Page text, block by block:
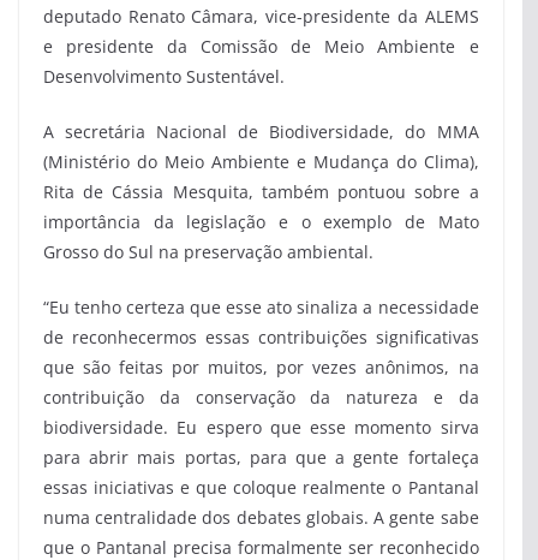
deputado Renato Câmara, vice-presidente da ALEMS
e presidente da Comissão de Meio Ambiente e
Desenvolvimento Sustentável.
A secretária Nacional de Biodiversidade, do MMA
(Ministério do Meio Ambiente e Mudança do Clima),
Rita de Cássia Mesquita, também pontuou sobre a
importância da legislação e o exemplo de Mato
Grosso do Sul na preservação ambiental.
“Eu tenho certeza que esse ato sinaliza a necessidade
de reconhecermos essas contribuições significativas
que são feitas por muitos, por vezes anônimos, na
contribuição da conservação da natureza e da
biodiversidade. Eu espero que esse momento sirva
para abrir mais portas, para que a gente fortaleça
essas iniciativas e que coloque realmente o Pantanal
numa centralidade dos debates globais. A gente sabe
que o Pantanal precisa formalmente ser reconhecido